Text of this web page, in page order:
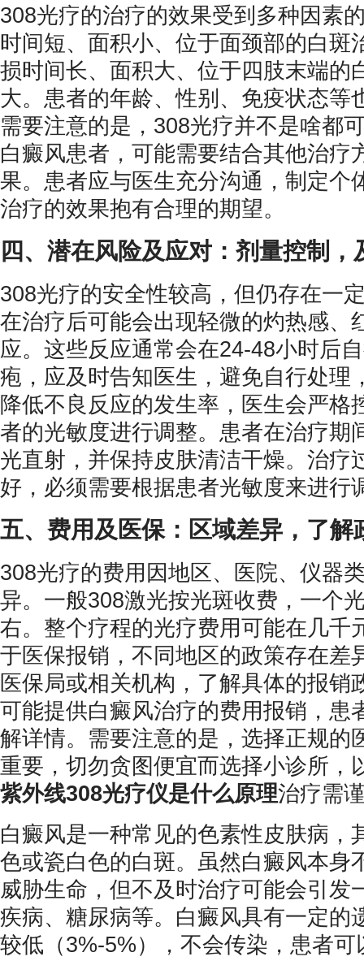
308光疗的治疗的效果受到多种因素
时间短、面积小、位于面颈部的白斑
损时间长、面积大、位于四肢末端的
大。患者的年龄、性别、免疫状态等
需要注意的是，308光疗并不是啥都
白癜风患者，可能需要结合其他治疗
果。患者应与医生充分沟通，制定个
治疗的效果抱有合理的期望。
四、潜在风险及应对：剂量控制，
308光疗的安全性较高，但仍存在一
在治疗后可能会出现轻微的灼热感、
应。这些反应通常会在24-48小时后
疱，应及时告知医生，避免自行处理
降低不良反应的发生率，医生会严格
者的光敏度进行调整。患者在治疗期
光直射，并保持皮肤清洁干燥。治疗
好，必须需要根据患者光敏度来进行
五、费用及医保：区域差异，了解
308光疗的费用因地区、医院、仪器
异。一般308激光按光斑收费，一个
右。整个疗程的光疗费用可能在几千
于医保报销，不同地区的政策存在差
医保局或相关机构，了解具体的报销
可能提供白癜风治疗的费用报销，患
解详情。需要注意的是，选择正规的
重要，切勿贪图便宜而选择小诊所，
紫外线308光疗仪是什么原理治疗需
白癜风是一种常见的色素性皮肤病，
色或瓷白色的白斑。虽然白癜风本身
威胁生命，但不及时治疗可能会引发
疾病、糖尿病等。白癜风具有一定的
较低（3%-5%），不会传染，患者